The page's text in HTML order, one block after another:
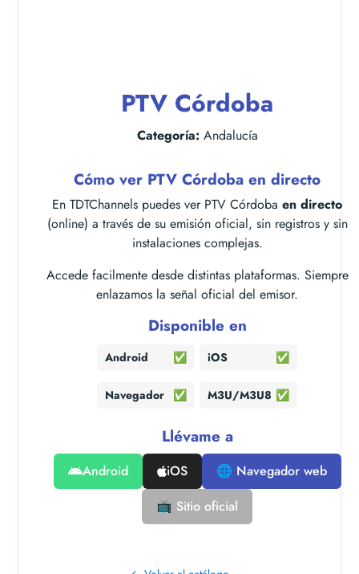
PTV Córdoba
Categoría: Andalucía
Cómo ver PTV Córdoba en directo
En TDTChannels puedes ver PTV Córdoba en directo
(online) a través de su emisión oficial, sin registros y sin
instalaciones complejas.
Accede facilmente desde distintas plataformas. Siempre
enlazamos la señal oficial del emisor.
Disponible en
Android ✅ iOS ✅
Navegador ✅ M3U/M3U8 ✅
Llévame a
Android iOS
🌐 Navegador web
📺 Sitio oficial